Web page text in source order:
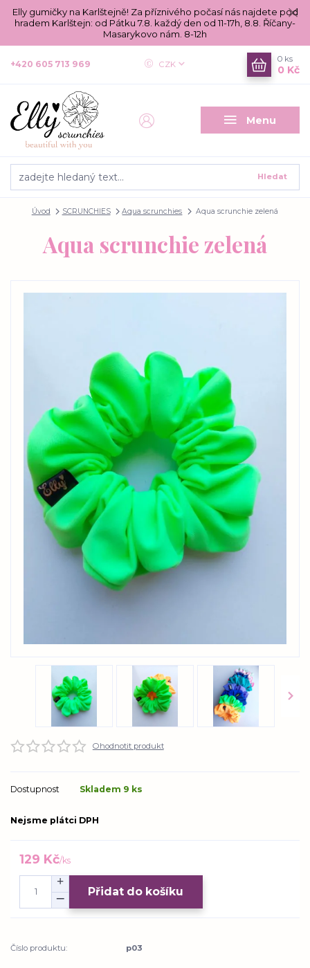
Elly gumičky na Karlštejně! Za příznivého počasí nás najdete pod
hradem Karlštejn: od Pátku 7.8. každý den od 11-17h, 8.8. Říčany-
Masarykovo nám. 8-12h
Menu
CZK
Hledat
+420 605 713 969
0 ks
0 Kč
Úvod SCRUNCHIES Aqua scrunchies Aqua scrunchie zelená
Aqua scrunchie zelená
Ohodnotit produkt
Dostupnost Skladem 9 ks
Nejsme plátci DPH
129 Kč/ks
Přidat do košíku
Číslo produktu: p03